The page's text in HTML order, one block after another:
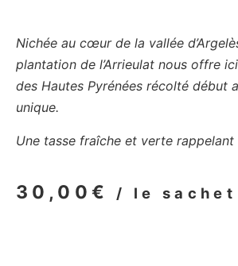
Nichée au cœur de la vallée
plantation de l’Arrieulat nous offre
des Hautes Pyrénées récolté début
unique.
Une tasse fraîche et verte rappelant
30,00 € / le